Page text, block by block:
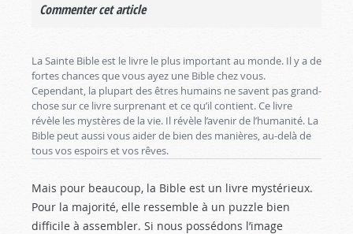
Commenter cet article
La Sainte Bible est le livre le plus important au monde. Il y a de
fortes chances que vous ayez une Bible chez vous.
Cependant, la plupart des êtres humains ne savent pas grand-
chose sur ce livre surprenant et ce qu’il contient. Ce livre
révèle les mystères de la vie. Il révèle l’avenir de l’humanité. La
Bible peut aussi vous aider de bien des manières, au-delà de
tous vos espoirs et vos rêves.
Mais pour beaucoup, la Bible est un livre mystérieux.
Pour la majorité, elle ressemble à un puzzle bien
difficile à assembler. Si nous possédons l’image